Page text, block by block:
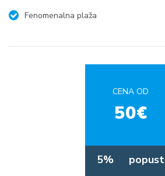
Fenomenalna plaža
CENA OD
50€
5% popust